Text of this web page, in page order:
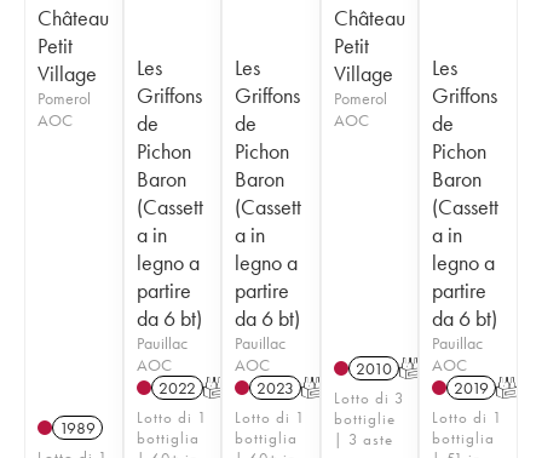
Château
Petit
Village
Pomerol
AOC
1989
Les
Griffons
de
Pichon
Baron
(Cassett
a in
legno a
partire
da 6 bt)
Pauillac
AOC
2022 T
Lotto di 1
bottiglia
Les
Griffons
de
Pichon
Baron
(Cassett
a in
legno a
partire
da 6 bt)
Pauillac
AOC
2023 T
Lotto di 1
bottiglia
Château
Petit
Village
Pomerol
AOC
2010 T
Lotto di 3
bottiglie
| 3 aste
Les
Griffons
de
Pichon
Baron
(Cassett
a in
legno a
partire
da 6 bt)
Pauillac
AOC
2019 T
Lotto di 1
bottiglia